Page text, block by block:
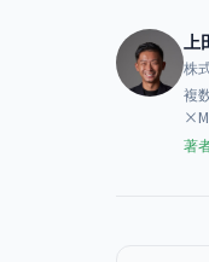
上
株
複
著